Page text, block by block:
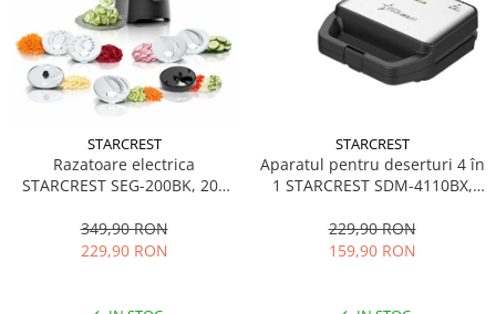
STARCREST
Razatoare electrica
STARCREST SEG-200BK, 200
349,90 RON
229,90 RON
STARCREST
Aparatul pentru deserturi 4 în
1 STARCREST SDM-4110BX,
invelis ceramic pentru vafe,
nuci, gogosi si smile
229,90 RON
159,90 RON